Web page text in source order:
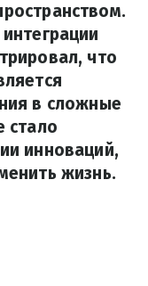
что
в сложные
стало
инноваций,
жизнь.